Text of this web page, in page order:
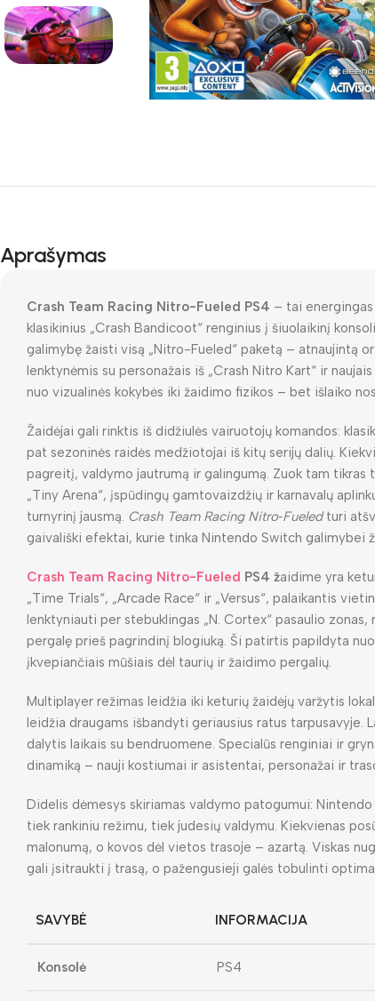
Aprašymas
Crash Team Racing Nitro-Fueled PS4 – tai
klasikinius „Crash Bandicoot“ renginius į šiuolaikinį
galimybę žaisti visą „Nitro-Fueled“ paketą – atnaujintą
lenktynėmis su personažais iš „Crash Nitro Kart“ ir
nuo vizualinės kokybės iki žaidimo fizikos – bet išlaiko
Žaidėjai gali rinktis iš didžiulės vairuotojų komandos:
pat sezoninės raidės medžiotojai iš kitų serijų dalių.
pagreitį, valdymo jautrumą ir galingumą. Zuok tam tikras
„Tiny Arena“, įspūdingų gamtovaizdžių ir karnavalų
turnyrinį jausmą. Crash Team Racing Nitro‑Fueledturi
gaivališki efektai, kurie tinka Nintendo Switch galimybei
Crash Team Racing Nitro-Fueled PS4 žaidime yra
„Time Trials“, „Arcade Race“ ir „Versus“, palaikantis
lenktyniauti per stebuklingas „N. Cortex“ pasaulio
pergalę prieš pagrindinį blogiuką. Ši patirtis papildyta
įkvepiančiais mūšiais dėl taurių ir žaidimo pergalių.
Multiplayer režimas leidžia iki keturių žaidėjų varžytis
leidžia draugams išbandyti geriausius ratus tarpusavyje.
dalytis laikais su bendruomene. Specialūs renginiai ir
dinamiką – nauji kostiumai ir asistentai, personažai ir
Didelis dėmesys skiriamas valdymo patogumui:
tiek rankiniu režimu, tiek judesių valdymu. Kiekvienas
malonumą, o kovos dėl vietos trasoje – azartą. Viskas
gali įsitraukti į trasą, o pažengusieji galės tobulinti
SAVYBĖ INFORMACIJA
Konsolė PS4